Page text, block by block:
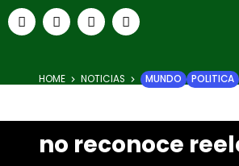
HOME NOTICIAS MUNDO POLITICA
no reconoce